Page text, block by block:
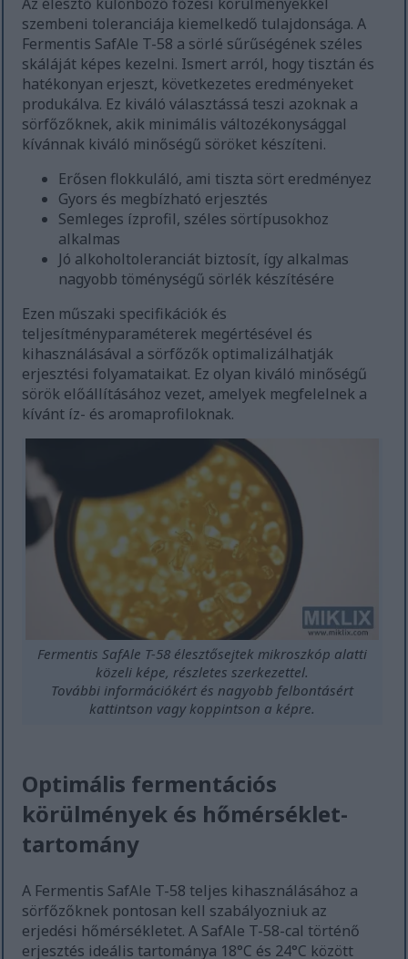
szembeni toleranciája kiemelkedő tulajdonsága. A
Fermentis SafAle T-58 a sörlé sűrűségének széles
skáláját képes kezelni. Ismert arról, hogy tisztán és
hatékonyan erjeszt, következetes eredményeket
produkálva. Ez kiváló választássá teszi azoknak a
sörfőzőknek, akik minimális változékonysággal
kívánnak kiváló minőségű söröket készíteni.
Erősen flokkuláló, ami tiszta sört eredményez
Gyors és megbízható erjesztés
Semleges ízprofil, széles sörtípusokhoz
alkalmas
Jó alkoholtoleranciát biztosít, így alkalmas
nagyobb töménységű sörlék készítésére
Ezen műszaki specifikációk és
teljesítményparaméterek megértésével és
kihasználásával a sörfőzők optimalizálhatják
erjesztési folyamataikat. Ez olyan kiváló minőségű
sörök előállításához vezet, amelyek megfelelnek a
kívánt íz- és aromaprofiloknak.
Fermentis SafAle T-58 élesztősejtek mikroszkóp alatti
közeli képe, részletes szerkezettel.
További információkért és nagyobb felbontásért
kattintson vagy koppintson a képre.
Optimális fermentációs
körülmények és hőmérséklet-
tartomány
A Fermentis SafAle T-58 teljes kihasználásához a
sörfőzőknek pontosan kell szabályozniuk az
erjedési hőmérsékletet. A SafAle T-58-cal történő
erjesztés ideális tartománya 18°C és 24°C között